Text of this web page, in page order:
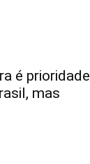
é prioridade
mas